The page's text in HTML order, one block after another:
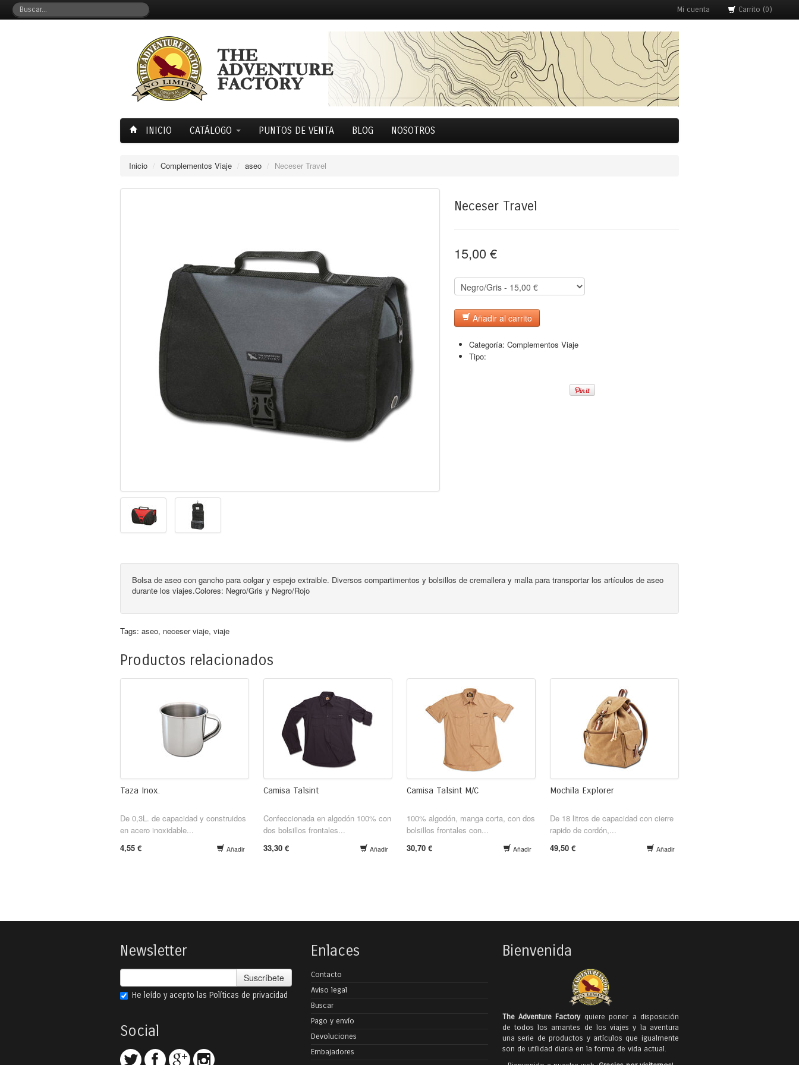
Mi cuenta Carrito (0)
INICIO CATÁLOGO PUNTOS DE VENTA BLOG NOSOTROS
Inicio / Complementos Viaje / aseo / Neceser Travel
Neceser Travel
15,00 €
Añadir al carrito
Categoría:Complementos Viaje
Tipo:
Bolsa de aseo con gancho para colgar y espejo extraible. Diversos compartimentos y bolsillos de cremallera y malla para transportar los artículos de aseo
durante los viajes.Colores: Negro/Gris y Negro/Rojo
Tags: aseo, neceser viaje, viaje
Productos relacionados
Taza Inox.
De 0,3L. de capacidad y construidos
en acero inoxidable...
4,55 €
Añadir
Camisa Talsint
Confeccionada en algodón 100% con
dos bolsillos frontales...
33,30 €
Añadir
Camisa Talsint M/C
100% algodón, manga corta, con dos
bolsillos frontales con...
30,70 €
Añadir
Mochila Explorer
De 18 litros de capacidad con cierre
rapido de cordón,...
49,50 €
Añadir
Newsletter
Suscríbete
He leído y acepto las Políticas de privacidad
Social
Enlaces
Contacto
Aviso legal
Buscar
Pago y envío
Devoluciones
Embajadores
Bienvenida
The Adventure Factoryquiere poner a disposición
de todos los amantes de los viajes y la aventura
una serie de productos y artículos que igualmente
son de utilidad diaria en la forma de vida actual.